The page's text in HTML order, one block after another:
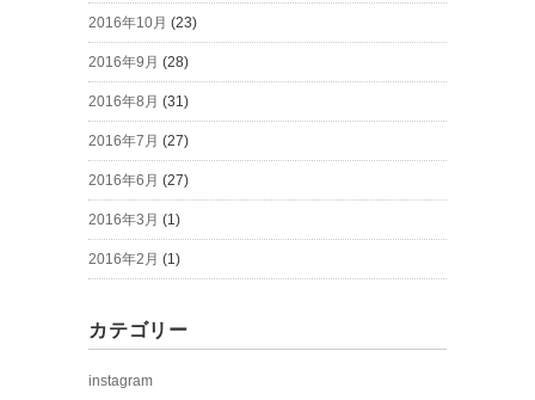
2016年10月 (23)
2016年9月 (28)
2016年8月 (31)
2016年7月 (27)
2016年6月 (27)
2016年3月 (1)
2016年2月 (1)
カテゴリー
instagram